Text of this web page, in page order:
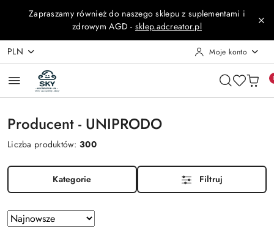
Przejdź do treści głównej
Przejdź do wyszukiwarki
Przejdź do moje konto
Przejdź do menu głównego
Przejdź do stopki
Zapraszamy również do naszego sklepu z suplementami i
zdrowym AGD - sklep.adcreator.pl
PLN Moje konto
Producent - UNIPRODO
Liczba produktów:300
Kategorie Filtruj
Zastosowano
Sortuj